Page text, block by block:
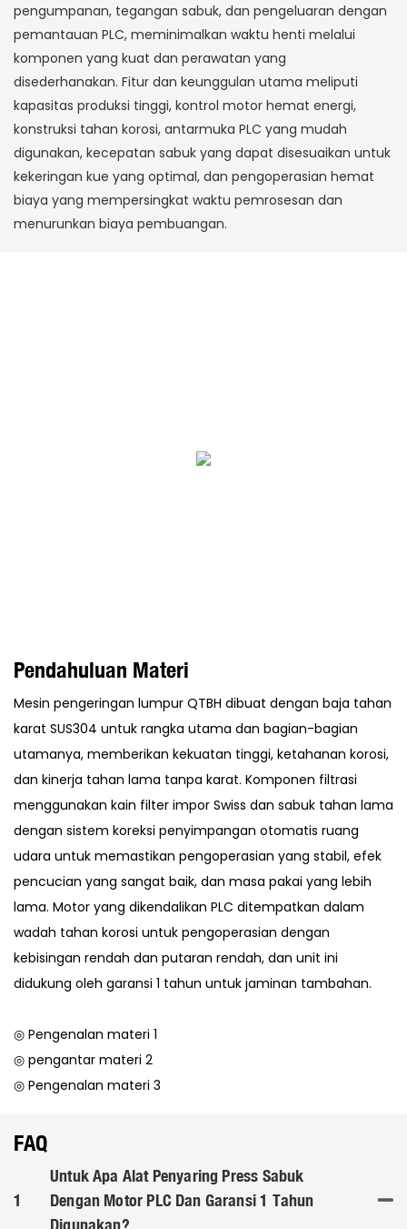
pengumpanan, tegangan sabuk, dan pengeluaran dengan
pemantauan PLC, meminimalkan waktu henti melalui
komponen yang kuat dan perawatan yang
disederhanakan. Fitur dan keunggulan utama meliputi
kapasitas produksi tinggi, kontrol motor hemat energi,
konstruksi tahan korosi, antarmuka PLC yang mudah
digunakan, kecepatan sabuk yang dapat disesuaikan untuk
kekeringan kue yang optimal, dan pengoperasian hemat
biaya yang mempersingkat waktu pemrosesan dan
menurunkan biaya pembuangan.
Pendahuluan Materi
Mesin pengeringan lumpur QTBH dibuat dengan baja tahan
karat SUS304 untuk rangka utama dan bagian-bagian
utamanya, memberikan kekuatan tinggi, ketahanan korosi,
dan kinerja tahan lama tanpa karat. Komponen filtrasi
menggunakan kain filter impor Swiss dan sabuk tahan lama
dengan sistem koreksi penyimpangan otomatis ruang
udara untuk memastikan pengoperasian yang stabil, efek
pencucian yang sangat baik, dan masa pakai yang lebih
lama. Motor yang dikendalikan PLC ditempatkan dalam
wadah tahan korosi untuk pengoperasian dengan
kebisingan rendah dan putaran rendah, dan unit ini
didukung oleh garansi 1 tahun untuk jaminan tambahan.
◎ Pengenalan materi 1
◎ pengantar materi 2
◎ Pengenalan materi 3
FAQ
1
Untuk Apa Alat Penyaring Press Sabuk
Dengan Motor PLC Dan Garansi 1 Tahun
Digunakan?